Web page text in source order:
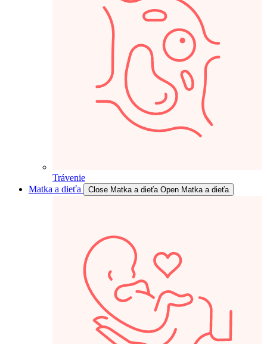
Trávenie
Matka a dieťa
Close Matka a dieťa Open Matka a dieťa